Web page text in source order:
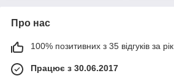
Про нас
100% позитивних з 35 відгуків за рік
Працює з 30.06.2017